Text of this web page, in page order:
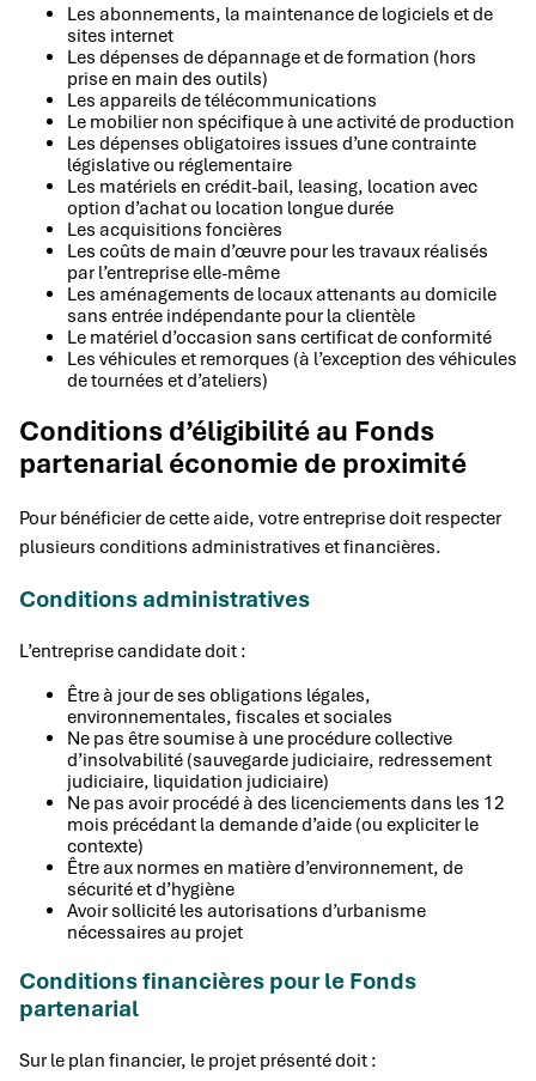
Les abonnements, la maintenance de logiciels et de
sites internet
Les dépenses de dépannage et de formation (hors
prise en main des outils)
Les appareils de télécommunications
Le mobilier non spécifique à une activité de production
Les dépenses obligatoires issues d’une contrainte
législative ou réglementaire
Les matériels en crédit-bail, leasing, location avec
option d’achat ou location longue durée
Les acquisitions foncières
Les coûts de main d’œuvre pour les travaux réalisés
par l’entreprise elle-même
Les aménagements de locaux attenants au domicile
sans entrée indépendante pour la clientèle
Le matériel d’occasion sans certificat de conformité
Les véhicules et remorques (à l’exception des véhicules
de tournées et d’ateliers)
Conditions d’éligibilité au Fonds
partenarial économie de proximité
Pour bénéficier de cette aide, votre entreprise doit respecter
plusieurs conditions administratives et financières.
Conditions administratives
L’entreprise candidate doit :
Être à jour de ses obligations légales,
environnementales, fiscales et sociales
Ne pas être soumise à une procédure collective
d’insolvabilité (sauvegarde judiciaire, redressement
judiciaire, liquidation judiciaire)
Ne pas avoir procédé à des licenciements dans les 12
mois précédant la demande d’aide (ou expliciter le
contexte)
Être aux normes en matière d’environnement, de
sécurité et d’hygiène
Avoir sollicité les autorisations d’urbanisme
nécessaires au projet
Conditions financières pour le Fonds
partenarial
Sur le plan financier, le projet présenté doit :